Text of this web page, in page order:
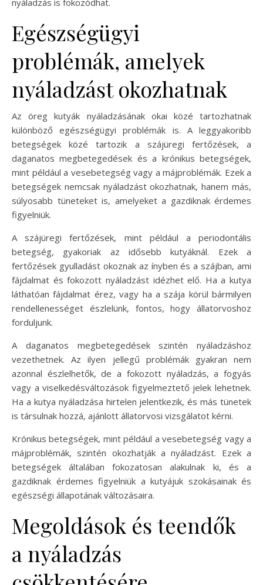
Egészségügyi
problémák, amelyek
nyáladzást okozhatnak
Az öreg kutyák nyáladzásának okai közé tartozhatnak
különböző egészségügyi problémák is. A leggyakoribb
betegségek közé tartozik a szájüregi fertőzések, a
daganatos megbetegedések és a krónikus betegségek,
mint például a vesebetegség vagy a májproblémák. Ezek a
betegségek nemcsak nyáladzást okozhatnak, hanem más,
súlyosabb tüneteket is, amelyeket a gazdiknak érdemes
figyelniük.
A szájüregi fertőzések, mint például a periodontális
betegség, gyakoriak az idősebb kutyáknál. Ezek a
fertőzések gyulladást okoznak az ínyben és a szájban, ami
fájdalmat és fokozott nyáladzást idézhet elő. Ha a kutya
láthatóan fájdalmat érez, vagy ha a szája körül bármilyen
rendellenességet észlelünk, fontos, hogy állatorvoshoz
forduljunk.
A daganatos megbetegedések szintén nyáladzáshoz
vezethetnek. Az ilyen jellegű problémák gyakran nem
azonnal észlelhetők, de a fokozott nyáladzás, a fogyás
vagy a viselkedésváltozások figyelmeztető jelek lehetnek.
Ha a kutya nyáladzása hirtelen jelentkezik, és más tünetek
is társulnak hozzá, ajánlott állatorvosi vizsgálatot kérni.
Krónikus betegségek, mint például a vesebetegség vagy a
májproblémák, szintén okozhatják a nyáladzást. Ezek a
betegségek általában fokozatosan alakulnak ki, és a
gazdiknak érdemes figyelniük a kutyájuk szokásainak és
egészségi állapotának változásaira.
Megoldások és teendők
a nyáladzás